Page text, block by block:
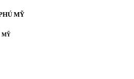
MỸ
MỸ